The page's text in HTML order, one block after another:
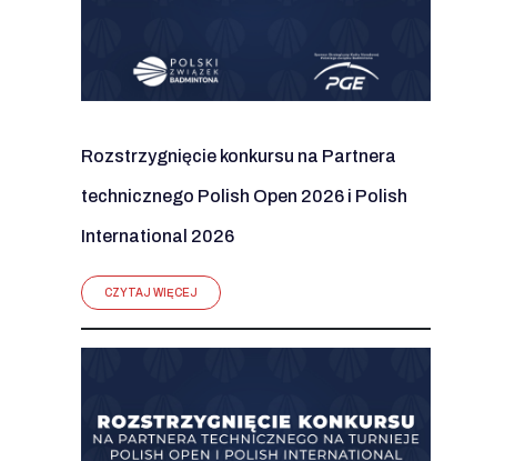
Rozstrzygnięcie konkursu na Partnera
technicznego Polish Open 2026 i Polish
International 2026
CZYTAJ WIĘCEJ